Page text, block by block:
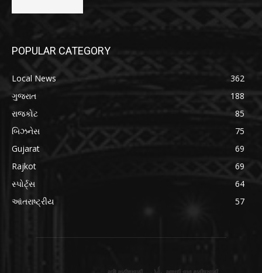
POPULAR CATEGORY
Local News
362
ગુજરાત
188
રાજકોટ
85
બિઝનેસ
75
Gujarat
69
Rajkot
69
સ્પોર્ટ્સ
64
આંતરાષ્ટ્રીય
57